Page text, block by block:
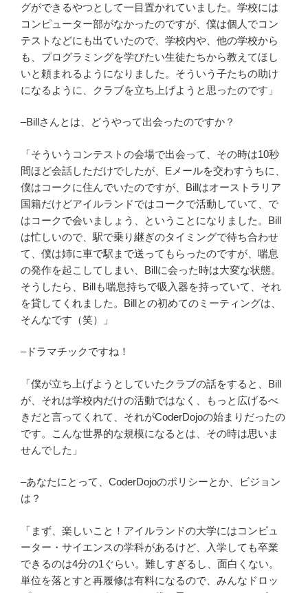
グができるやつとして一目置かれていました。学校には
コンピューター部がなかったのですが、僕は個人でコン
テストなどにも出ていたので、学校内や、他の学校から
も、プログラミングを学びたい生徒たちから教えてほし
いと頼まれるようになりました。そういう子たちの助け
になるように、クラブを立ち上げようと思ったのです」
–Billさんとは、どうやって出会ったのですか？
「そういうコンテストの会場で出会って、その時は10秒
間ほど会話しただけでしたが、Eメールを交わすうちに、
僕はコークに住んでいたのですが、Billはオーストラリア
国籍だけどアイルランドではコークで活動していて、で
はコークで会いましょう、ということになりました。Bill
は忙しいので、駅で乗り継ぎのタイミングで待ち合わせ
て、僕は姉に車で駅まで送ってもらったのですが、喘息
の発作を起こしてしまい、Billに会った時は大変な状態。
そうしたら、Billも喘息持ちで吸入器を持っていて、それ
を貸してくれました。Billとの初めてのミーティングは、
そんなです（笑）」
–ドラマチックですね！
「僕が立ち上げようとしていたクラブの話をすると、Bill
が、それは学校内だけの活動ではなく、もっと広げるべ
きだと言ってくれて、それがCoderDojoの始まりだったの
です。こんな世界的な規模になるとは、その時は思いま
せんでした」
–あなたにとって、CoderDojoのポリシーとか、ビジョン
は？
「まず、楽しいこと！アイルランドの大学にはコンピュ
ーター・サイエンスの学科があるけど、入学しても卒業
できるのは4分の1ぐらい。難しすぎるし、面白くない。
単位を落とすと再履修は有料になるので、みんなドロッ